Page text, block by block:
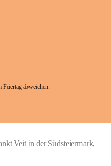
abweichen.
Veit in der Südsteiermark,